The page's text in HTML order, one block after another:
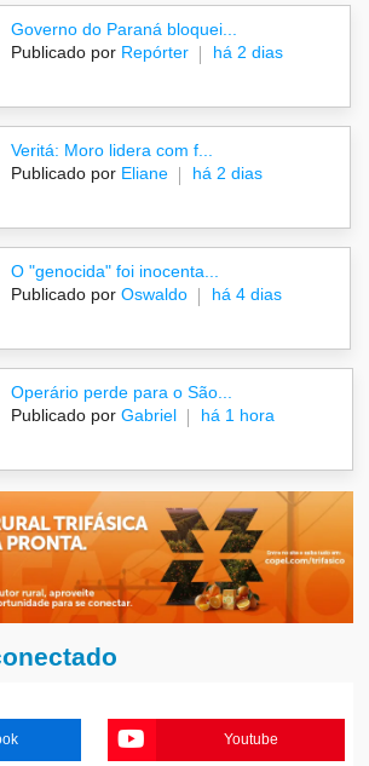
Governo do Paraná bloquei...
Publicado por Repórter há 2 dias
Veritá: Moro lidera com f...
Publicado por Eliane há 2 dias
O "genocida" foi inocenta...
Publicado por Oswaldo há 4 dias
Operário perde para o São...
Publicado por Gabriel há 1 hora
Youtube